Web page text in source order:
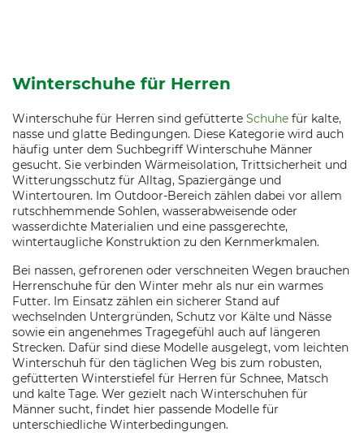
Winterschuhe für Herren
Winterschuhe für Herren sind gefütterte Schuhe für kalte,
nasse und glatte Bedingungen. Diese Kategorie wird auch
häufig unter dem Suchbegriff Winterschuhe Männer
gesucht. Sie verbinden Wärmeisolation, Trittsicherheit und
Witterungsschutz für Alltag, Spaziergänge und
Wintertouren. Im Outdoor-Bereich zählen dabei vor allem
rutschhemmende Sohlen, wasserabweisende oder
wasserdichte Materialien und eine passgerechte,
wintertaugliche Konstruktion zu den Kernmerkmalen.
Bei nassen, gefrorenen oder verschneiten Wegen brauchen
Herrenschuhe für den Winter mehr als nur ein warmes
Futter. Im Einsatz zählen ein sicherer Stand auf
wechselnden Untergründen, Schutz vor Kälte und Nässe
sowie ein angenehmes Tragegefühl auch auf längeren
Strecken. Dafür sind diese Modelle ausgelegt, vom leichten
Winterschuh für den täglichen Weg bis zum robusten,
gefütterten Winterstiefel für Herren für Schnee, Matsch
und kalte Tage. Wer gezielt nach Winterschuhen für
Männer sucht, findet hier passende Modelle für
unterschiedliche Winterbedingungen.